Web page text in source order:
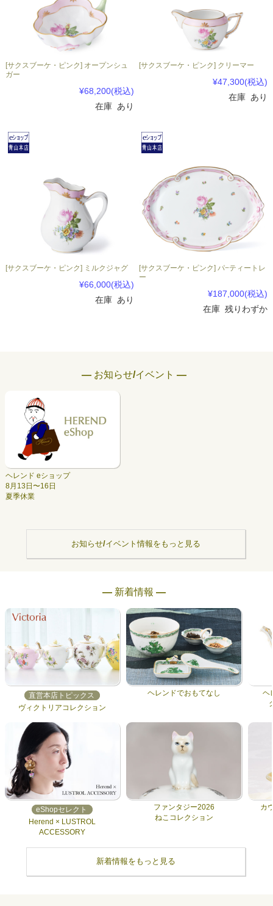
[サクスブーケ・ピンク] オープンシュ
ガー
¥68,200(税込)
在庫 あり
[サクスブーケ・ピンク] クリーマー
¥47,300(税込)
在庫 あり
[サクスブーケ・ピンク] ミルクジャグ
¥66,000(税込)
在庫 あり
[サクスブーケ・ピンク] パ−ティートレ
ー
¥187,000(税込)
在庫 残りわずか
― お知らせ/イベント ―
ヘレンド eショップ
8月13日〜16日
夏季休業
お知らせ/イベント情報をもっと見る
― 新着情報 ―
直営本店トピックス
ヴィクトリアコレクション
eShopセレクト
Herend × LUSTROL
ACCESSORY
ヘレンドでおもてなし
ファンタジー2026
ねこコレクション
ヘ
カ
新着情報をもっと見る